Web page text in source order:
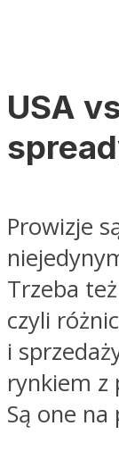
USA
Prowizje
Trzeba
czyli
i
rynkiem z
Są one